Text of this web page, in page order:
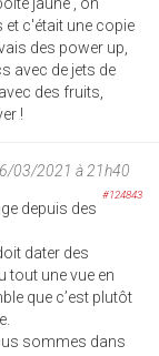
c'était une copie
des power up,
avec de jets de
des fruits,
!
03/2021 à 21h40
#124843
depuis des
dater des
tout une vue en
que c’est plutôt
sommes dans